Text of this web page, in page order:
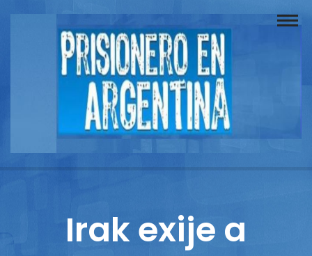
Buscador
Documentos
Irak exije a